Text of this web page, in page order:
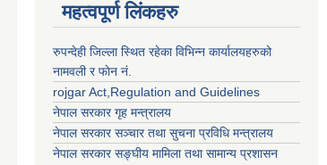
महत्वपूर्ण लिंकहरु
रुपन्देही जिल्ला स्थित रहेका विभिन्न कार्यालयहरुको
नामवली र फाेन न‌ं.
rojgar Act,Regulation and Guidelines
नेपाल सरकार गृह मन्त्रालय
नेपाल सरकार सञ्चार तथा सुचना प्रविधि मन्त्रालय
नेपाल सरकार सङ्घीय मामिला तथा सामान्य प्रशासन